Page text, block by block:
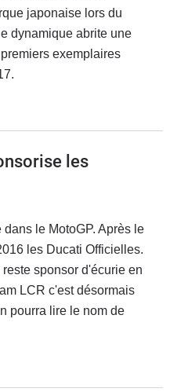
japonaise lors du
dynamique abrite une
exemplaires
les
le MotoGP. Après le
les Ducati Officielles.
sponsor d'écurie en
LCR c'est désormais
pourra lire le nom de